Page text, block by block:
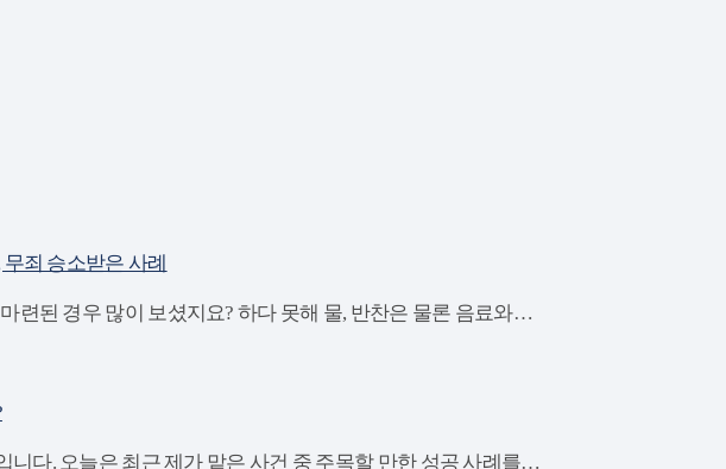
죄 승소받은 사례
련된 경우 많이 보셨지요? 하다 못해 물, 반찬은 물론 음료와…
니다. 오늘은 최근 제가 맡은 사건 중 주목할 만한 성공 사례를…